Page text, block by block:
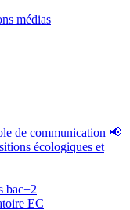
médias
de communication 📢
écologiques et
bac+2
EC